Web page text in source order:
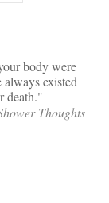
body were
existed
death.
Thoughts